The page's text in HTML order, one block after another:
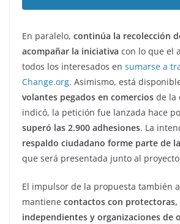
En paralelo, continúa la recolección
acompañar la iniciativa con lo que el
todos los interesados en sumarse a
Change.org. Asimismo, está
volantes pegados en comercios de la
indicó, la petición fue lanzada hace
superó las 2.900 adhesiones. La
respaldo ciudadano forme parte de
que será presentada junto al
El impulsor de la propuesta también
mantiene contactos con protectoras,
independientes y organizaciones de